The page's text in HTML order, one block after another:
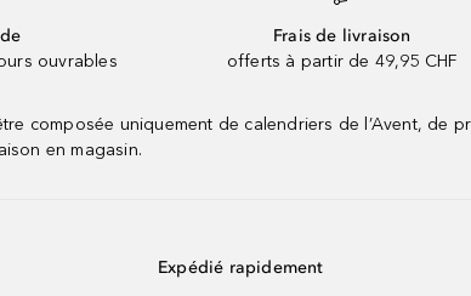
ouvrables
Frais de livraison
offerts à partir de 49,95 CHF
composée uniquement de calendriers de l’Avent,
en magasin.
Expédié rapidement